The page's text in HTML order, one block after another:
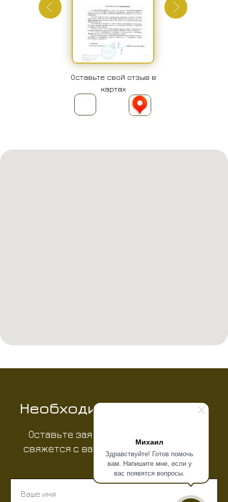
Михаил
Здравствуйте! Готов помочь
вам. Напишите мне, если у
вас появятся вопросы.
Оставьте свой отзыв в
картах
Необходимо обучение?
Оставьте заявку, и наш специалист
свяжется с вами в течение15 минут